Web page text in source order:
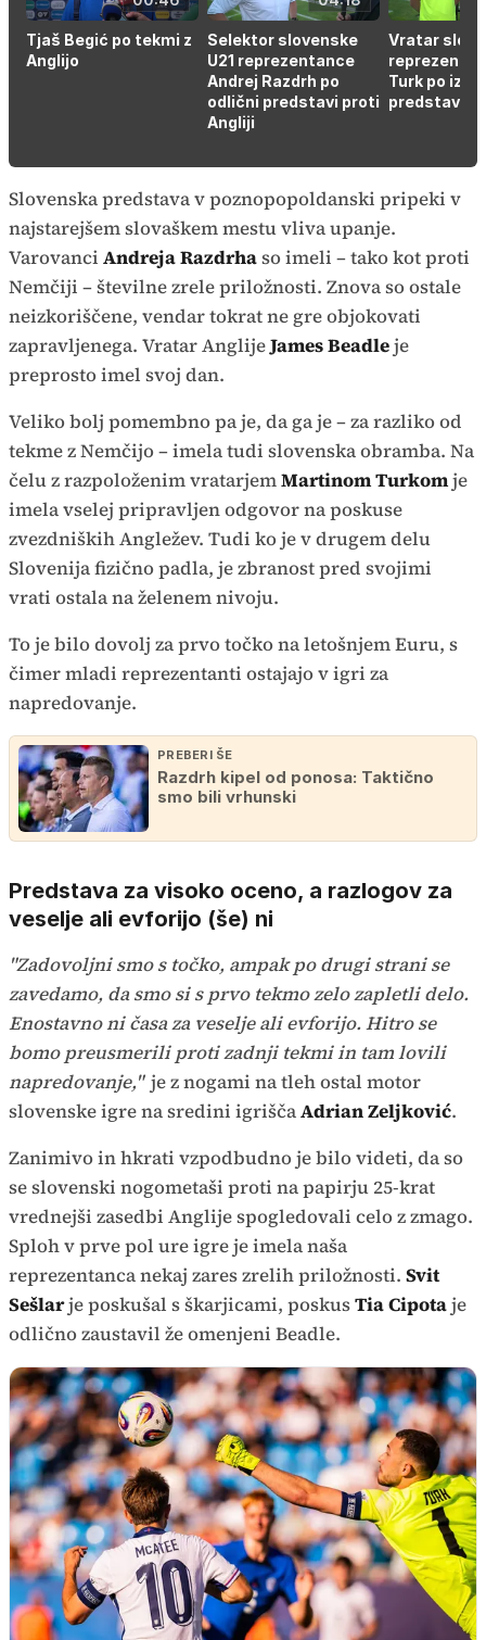
Tjaš Begić po tekmi z
Anglijo
Selektor slovenske
U21 reprezentance
Andrej Razdrh po
odlični predstavi proti
Angliji
Vratar
Turk po
predstavi
Slovenska predstava v poznopopoldanski pripeki v
najstarejšem slovaškem mestu vliva upanje.
Varovanci Andreja Razdrhaso imeli – tako kot proti
Nemčiji – številne zrele priložnosti. Znova so ostale
neizkoriščene, vendar tokrat ne gre objokovati
zapravljenega. Vratar AnglijeJames Beadleje
preprosto imel svoj dan.
Veliko bolj pomembno pa je, da ga je – za razliko od
tekme z Nemčijo – imela tudi slovenska obramba. Na
čelu z razpoloženim vratarjemMartinom Turkomje
imela vselej pripravljen odgovor na poskuse
zvezdniških Angležev. Tudi ko je v drugem delu
Slovenija fizično padla, je zbranost pred svojimi
vrati ostala na želenem nivoju.
To je bilo dovolj za prvo točko na letošnjem Euru, s
čimer mladi reprezentanti ostajajo v igri za
napredovanje.
PREBERI ŠE
Razdrh kipel od ponosa: Taktično
smo bili vrhunski
Predstava za visoko oceno, a razlogov za
veselje ali evforijo (še) ni
"Zadovoljni smo s točko, ampak po drugi strani se
zavedamo, da smo si s prvo tekmo zelo zapletli delo.
Enostavno ni časa za veselje ali evforijo. Hitro se
bomo preusmerili proti zadnji tekmi in tam lovili
napredovanje," je z nogami na tleh ostal motor
slovenske igre na sredini igriščaAdrian Zeljković.
Zanimivo in hkrati vzpodbudno je bilo videti, da so
se slovenski nogometaši proti na papirju 25-krat
vrednejši zasedbi Anglije spogledovali celo z zmago.
Sploh v prve pol ure igre je imela naša
reprezentanca nekaj zares zrelih priložnosti. Svit
Sešlarje poskušal s škarjicami, poskusTia Cipotaje
odlično zaustavil že omenjeni Beadle.